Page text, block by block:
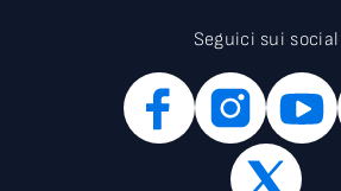
Seguici sui social